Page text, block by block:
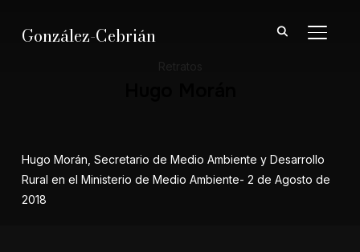
González-Cebrián
Hugo Morán, Secretario de Medio Ambiente y Desarrollo
Rural en el Ministerio de Medio Ambiente- 2 de Agosto de
2018